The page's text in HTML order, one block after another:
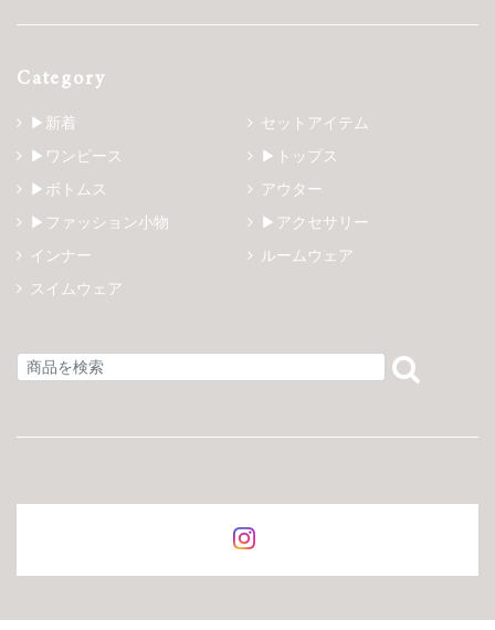
Category
▶新着
セットアイテム
▶ワンピース
▶トップス
▶ボトムス
アウター
▶ファッション小物
▶アクセサリー
インナー
ルームウェア
スイムウェア